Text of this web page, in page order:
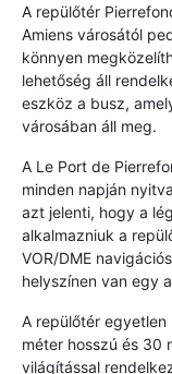
A repülőtér
Amiens városától
könnyen
lehetőség áll
eszköz a busz,
városában áll meg.
A Le Port de
minden napján
azt jelenti, hogy a
alkalmazniuk a
VOR/DME
helyszínen van egy
A repülőtér
méter hosszú és 30
világítással